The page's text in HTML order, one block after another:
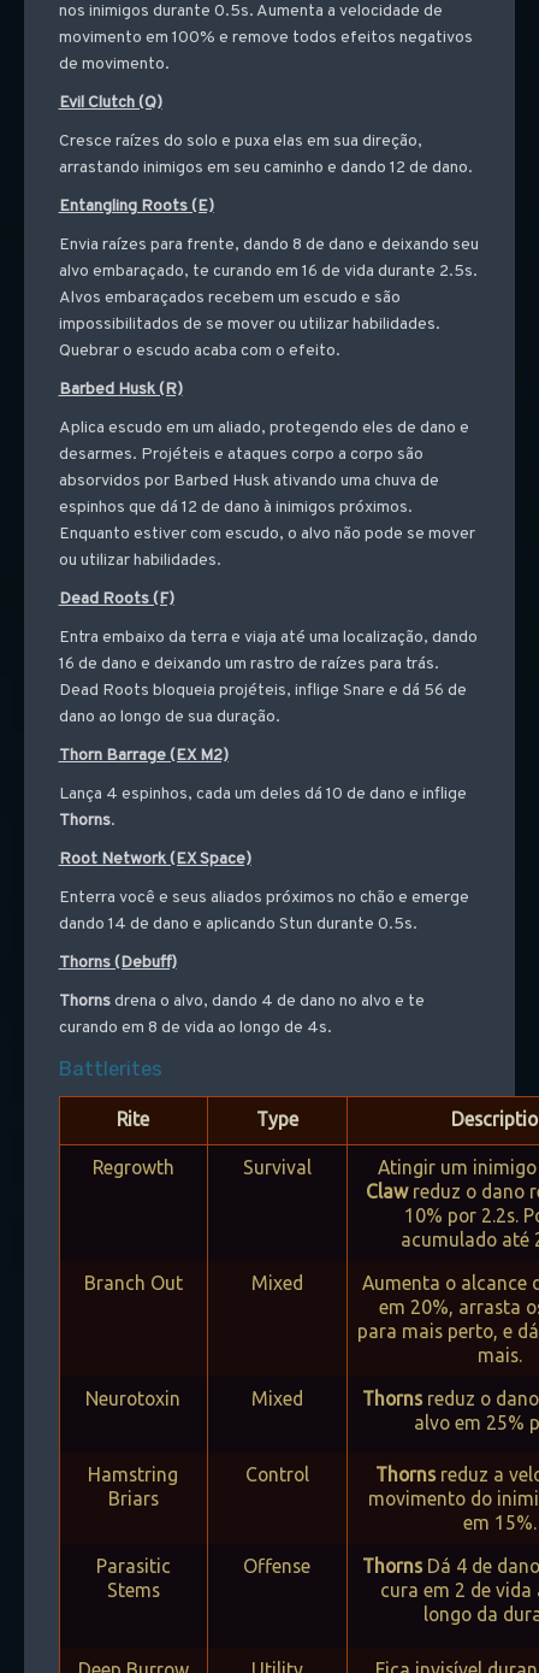
nos inimigos durante 0.5s. Aumenta a velocidade de
movimento em 100% e remove todos efeitos negativos
de movimento.
Evil Clutch (Q)
Cresce raízes do solo e puxa elas em sua direção,
arrastando inimigos em seu caminho e dando 12 de dano.
Entangling Roots (E)
Envia raízes para frente, dando 8 de dano e deixando seu
alvo embaraçado, te curando em 16 de vida durante 2.5s.
Alvos embaraçados recebem um escudo e são
impossibilitados de se mover ou utilizar habilidades.
Quebrar o escudo acaba com o efeito.
Barbed Husk (R)
Aplica escudo em um aliado, protegendo eles de dano e
desarmes. Projéteis e ataques corpo a corpo são
absorvidos por Barbed Husk ativando uma chuva de
espinhos que dá 12 de dano à inimigos próximos.
Enquanto estiver com escudo, o alvo não pode se mover
ou utilizar habilidades.
Dead Roots (F)
Entra embaixo da terra e viaja até uma localização, dando
16 de dano e deixando um rastro de raízes para trás.
Dead Roots bloqueia projéteis, inflige Snare e dá 56 de
dano ao longo de sua duração.
Thorn Barrage (EX M2)
Lança 4 espinhos, cada um deles dá 10 de dano e inflige
Thorns.
Root Network (EX Space)
Enterra você e seus aliados próximos no chão e emerge
dando 14 de dano e aplicando Stun durante 0.5s.
Thorns (Debuff)
Thornsdrena o alvo, dando 4 de dano no alvo e te
curando em 8 de vida ao longo de 4s.
Battlerites
Rite Type
Regrowth Survival
Atingir um
Clawreduz o dano
10% por 2.2s.
acumulado até
Branch Out
Mixed
Aumenta o alcance
em 20%, arrasta
para mais perto, e
mais.
Neurotoxin
Mixed Thornsreduz o
alvo em 25%
Hamstring
Briars
Control Thorns reduz a
movimento do
em 15%.
Parasitic
Stems
Offense Thorns Dá 4 de
cura em 2 de vida
longo da